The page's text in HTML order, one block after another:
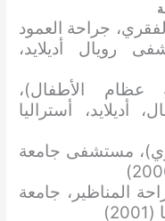
جراحة العمود
رويال أديلايد،
الأطفال)،
أديلايد، أستراليا
مستشفى جامعة
المناظير، جامعة